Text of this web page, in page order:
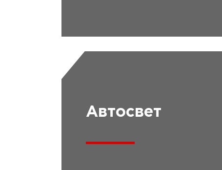
Автосвет